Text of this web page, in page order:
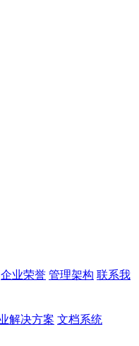
企业荣誉 管理架构 联系我
解决方案 文档系统